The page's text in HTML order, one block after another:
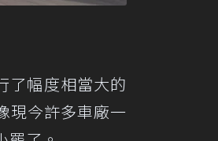
了幅度相當大的
現今許多車廠一